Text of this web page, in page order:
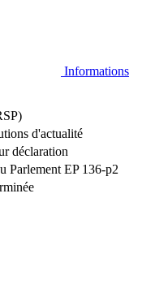
Informations
d'actualité
déclaration
Parlement EP 136-p2